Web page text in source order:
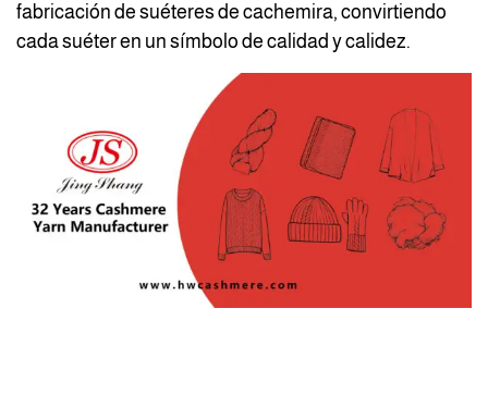
fabricación de suéteres de cachemira, convirtiendo
cada suéter en un símbolo de calidad y calidez.